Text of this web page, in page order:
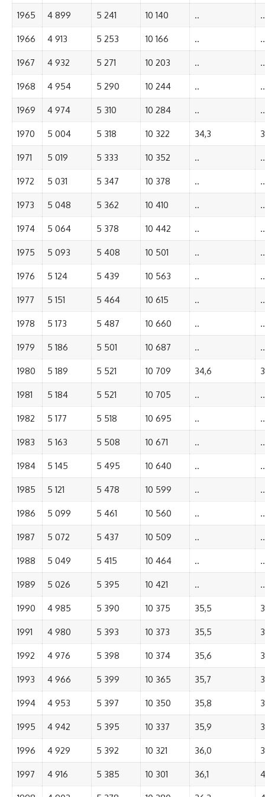
1965 4 899 5 241 10 140 .. ..
1966 4 913 5 253 10 166 .. ..
1967 4 932 5 271 10 203 .. ..
1968 4 954 5 290 10 244 .. ..
1969 4 974 5 310 10 284 .. ..
1970 5 004 5 318 10 322 34,3
1971 5 019 5 333 10 352 .. ..
1972 5 031 5 347 10 378 .. ..
1973 5 048 5 362 10 410 .. ..
1974 5 064 5 378 10 442 .. ..
1975 5 093 5 408 10 501 .. ..
1976 5 124 5 439 10 563 .. ..
1977 5 151 5 464 10 615 .. ..
1978 5 173 5 487 10 660 .. ..
1979 5 186 5 501 10 687 .. ..
1980 5 189 5 521 10 709 34,6
1981 5 184 5 521 10 705 .. ..
1982 5 177 5 518 10 695 .. ..
1983 5 163 5 508 10 671 .. ..
1984 5 145 5 495 10 640 .. ..
1985 5 121 5 478 10 599 .. ..
1986 5 099 5 461 10 560 .. ..
1987 5 072 5 437 10 509 .. ..
1988 5 049 5 415 10 464 .. ..
1989 5 026 5 395 10 421 .. ..
1990 4 985 5 390 10 375 35,5
1991 4 980 5 393 10 373 35,5
1992 4 976 5 398 10 374 35,6
1993 4 966 5 399 10 365 35,7
1994 4 953 5 397 10 350 35,8
1995 4 942 5 395 10 337 35,9
1996 4 929 5 392 10 321 36,0
1997 4 916 5 385 10 301 36,1